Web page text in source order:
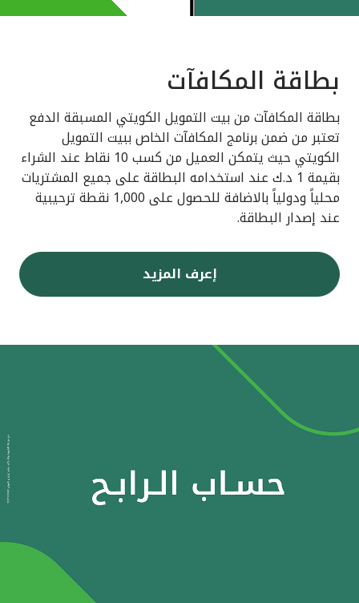
بطاقة المكافآت
بطاقة المكافآت من بيت التمويل الكويتي المسبقة الدفع
تعتبر من ضمن برنامج المكافآت الخاص ببيت التمويل
الكويتي حيث يتمكن العميل من كسب 10 نقاط عند الشراء
بقيمة 1 د.ك عند استخدامه البطاقة على جميع المشتريات
محلياً ودولياً بالاضافة للحصول على 1,000 نقطة ترحيبية
عند إصدار البطاقة.
إعرف المزيد